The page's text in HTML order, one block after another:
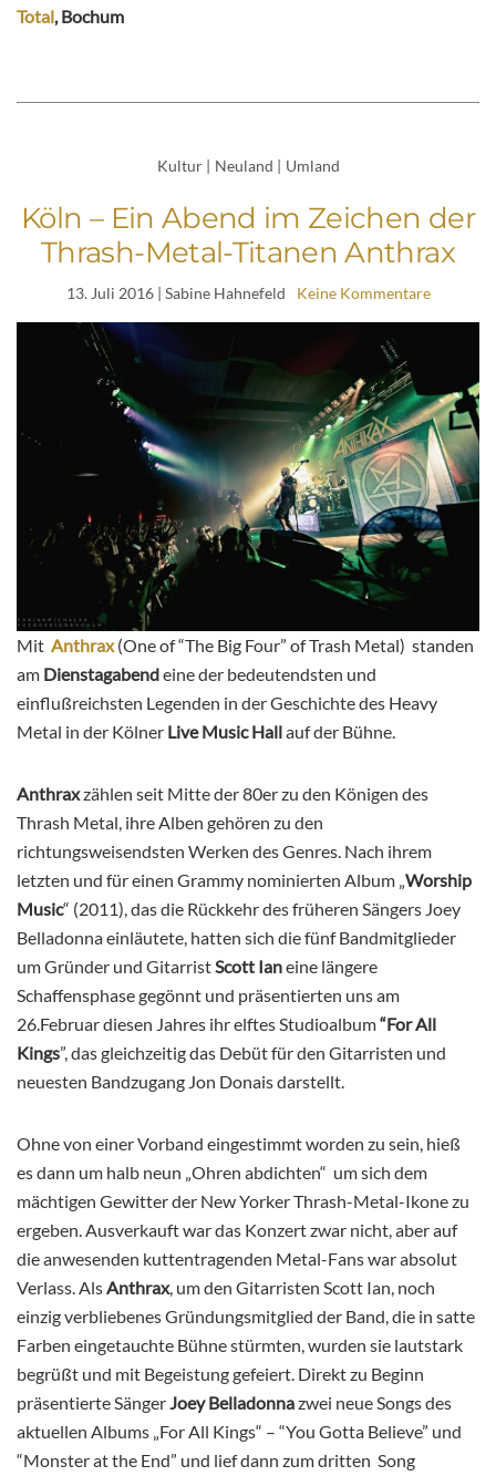
Total, Bochum
Kultur | Neuland | Umland
Köln – Ein Abend im Zeichen der
Thrash-Metal-Titanen Anthrax
13. Juli 2016| Sabine Hahnefeld Keine Kommentare
Mit Anthrax(One of “The Big Four” of Trash Metal) standen
am Dienstagabendeine der bedeutendsten und
einflußreichsten Legenden in der Geschichte des Heavy
Metal in der Kölner Live Music Hallauf der Bühne.
Anthraxzählen seit Mitte der 80er zu den Königen des
Thrash Metal, ihre Alben gehören zu den
richtungsweisendsten Werken des Genres. Nach ihrem
letzten und für einen Grammy nominierten Album „Worship
Music“ (2011), das die Rückkehr des früheren Sängers Joey
Belladonna einläutete, hatten sich die fünf Bandmitglieder
um Gründer und GitarristScott Ianeine längere
Schaffensphase gegönnt und präsentierten uns am
26.Februar diesen Jahres ihr elftes Studioalbum“For All
Kings”, das gleichzeitig das Debüt für den Gitarristen und
neuesten Bandzugang Jon Donais darstellt.
Ohne von einer Vorband eingestimmt worden zu sein, hieß
es dann um halb neun „Ohren abdichten“ um sich dem
mächtigen Gewitter der New Yorker Thrash-Metal-Ikone zu
ergeben. Ausverkauft war das Konzert zwar nicht, aber auf
die anwesenden kuttentragenden Metal-Fans war absolut
Verlass. AlsAnthrax, um den Gitarristen Scott Ian, noch
einzig verbliebenes Gründungsmitglied der Band, die in satte
Farben eingetauchte Bühne stürmten, wurden sie lautstark
begrüßt und mit Begeistung gefeiert. Direkt zu Beginn
präsentierte SängerJoey Belladonnazwei neue Songs des
aktuellen Albums „For All Kings“ – “You Gotta Believe” und
“Monster at the End” und lief dann zum dritten Song